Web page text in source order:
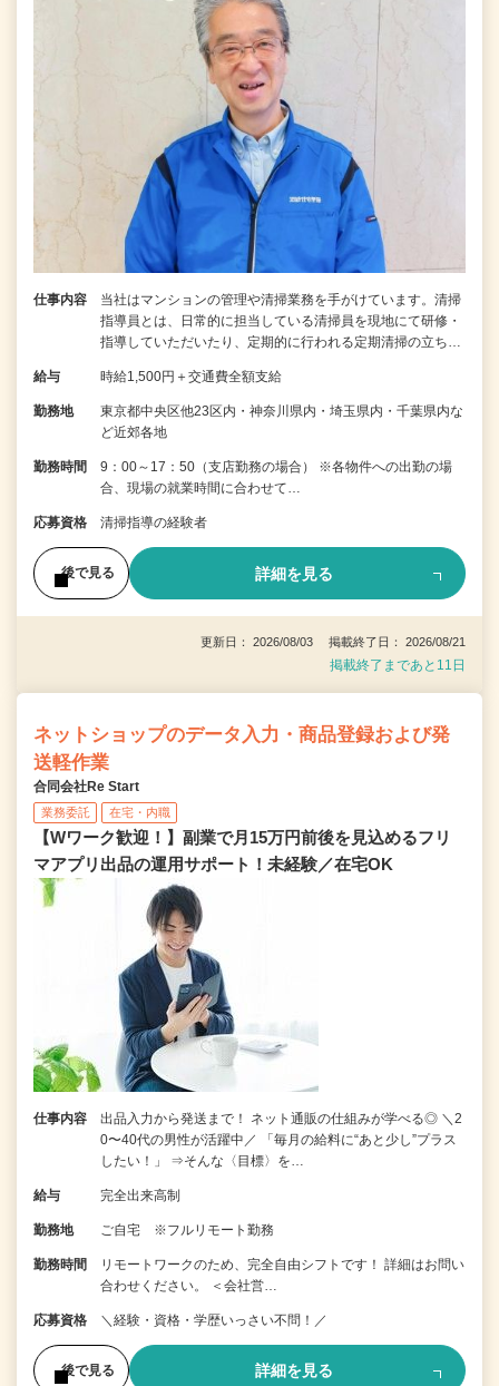
仕事内容
当社はマンションの管理や清掃業務を手がけています。清掃
指導員とは、日常的に担当している清掃員を現地にて研修・
指導していただいたり、定期的に行われる定期清掃の立ち…
給与 時給1,500円＋交通費全額支給
勤務地
東京都中央区他23区内・神奈川県内・埼玉県内・千葉県内な
ど近郊各地
勤務時間
9：00～17：50（支店勤務の場合） ※各物件への出勤の場
合、現場の就業時間に合わせて…
応募資格 清掃指導の経験者
後で見る 詳細を見る
更新日： 2026/08/03 掲載終了日： 2026/08/21
掲載終了まであと11日
ネットショップのデータ入力・商品登録および発
送軽作業
合同会社Re Start
業務委託 在宅・内職
【Wワーク歓迎！】副業で月15万円前後を見込めるフリ
マアプリ出品の運用サポート！未経験／在宅OK
仕事内容
出品入力から発送まで！ ネット通販の仕組みが学べる◎ ＼2
0〜40代の男性が活躍中／ 「毎月の給料に“あと少し”プラス
したい！」 ⇒そんな〈目標〉を…
給与 完全出来高制
勤務地 ご自宅 ※フルリモート勤務
勤務時間
リモートワークのため、完全自由シフトです！ 詳細はお問い
合わせください。 ＜会社営…
応募資格 ＼経験・資格・学歴いっさい不問！／
後で見る 詳細を見る